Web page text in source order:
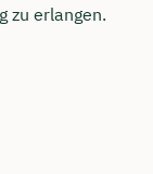
zu erlangen.